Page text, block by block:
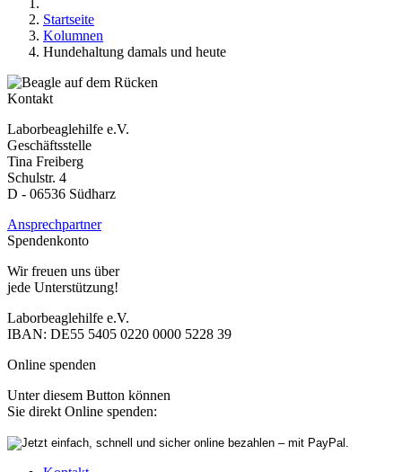
Startseite
Kolumnen
Hundehaltung damals und heute
Kontakt
Laborbeaglehilfe e.V.
Geschäftsstelle
Tina Freiberg
Schulstr. 4
D - 06536 Südharz
Ansprechpartner
Spendenkonto
Wir freuen uns über
jede Unterstützung!
Laborbeaglehilfe e.V.
IBAN: DE55 5405 0220 0000 5228 39
Online spenden
Unter diesem Button können
Sie direkt Online spenden: